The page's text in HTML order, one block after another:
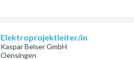
Elektroprojektleiter/in
Kaspar Belser GmbH
Oensingen